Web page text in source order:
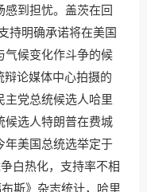
感到担忧。盖茨在回
持明确承诺将在美国
气候变化作斗争的候
辩论媒体中心拍摄的
主党总统候选人哈里
候选人特朗普在费城
年美国总统选举定于
白热化，支持率不相
布斯》杂志统计，哈里